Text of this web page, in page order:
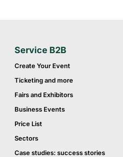
Service B2B
Create Your Event
Ticketing and more
Fairs and Exhibitors
Business Events
Price List
Sectors
Case studies: success stories